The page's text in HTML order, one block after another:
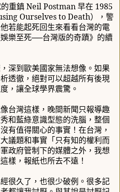
重鎮Neil Postman早在 1985
Ourselves to Death），警
若能起死回生來看看台灣的電
樂至死──台灣版的奇蹟》的續
深到歐美國家無法想像。如果
透徹，絕對可以超越所有後現
，讓全球學界震驚。
台灣這樣，晚間新聞只報導趣
和藍綠意識型態的洗腦，整個
有值得關心的事實！在台灣，
議題和事實「只有知的權利而
政府管制下的媒體之外，我想
樣，報紙也所去不遠！
很久了，也很少破例。很多記